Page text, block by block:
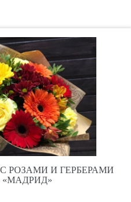
РОЗАМИ И ГЕРБЕРАМИ
«МАДРИД»